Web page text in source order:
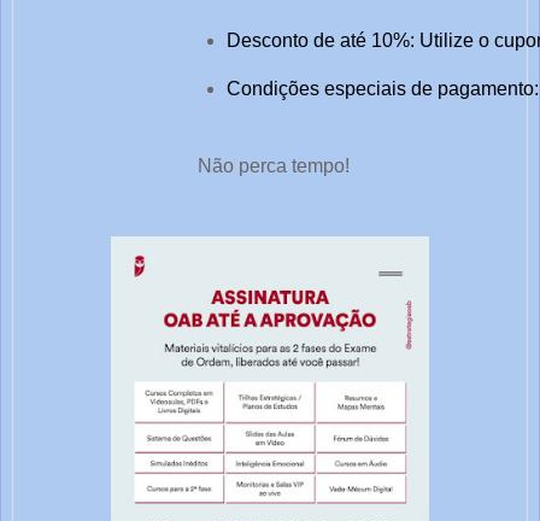
Desconto de até 10%: Utilize o
Condições especiais de
Não perca tempo!